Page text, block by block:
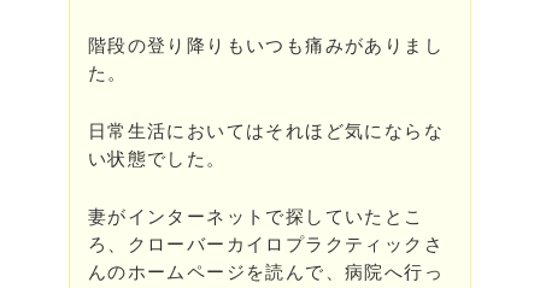
階段の登り降りもいつも痛みがありまし
た。
日常生活においてはそれほど気にならな
い状態でした。
妻がインターネットで探していたとこ
ろ、クローバーカイロプラクティックさ
んのホームページを読んで、病院へ行っ